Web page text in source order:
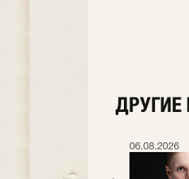
ДРУГИЕ
06.08.2026